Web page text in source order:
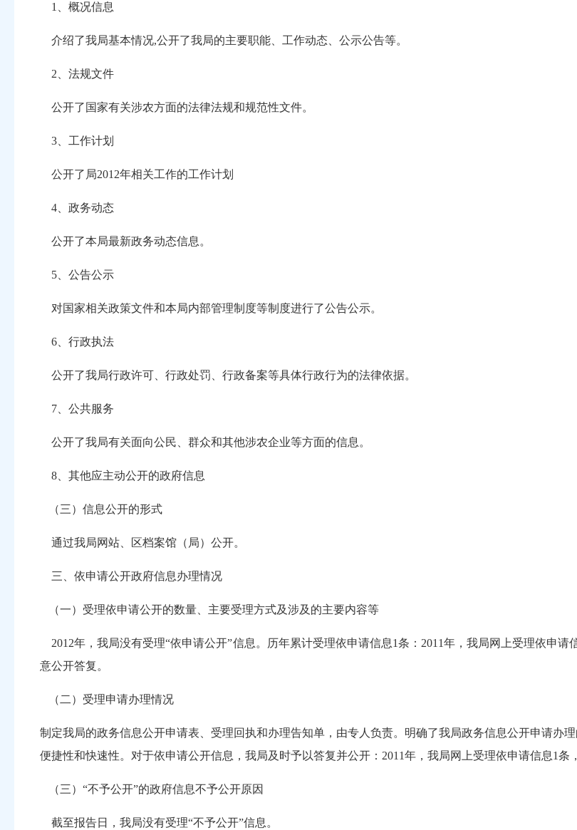
1、概况信息
介绍了我局基本情况,公开了我局的主要职能、工作动态、公示公告等。
2、法规文件
公开了国家有关涉农方面的法律法规和规范性文件。
3、工作计划
公开了局2012年相关工作的工作计划
4、政务动态
公开了本局最新政务动态信息。
5、公告公示
对国家相关政策文件和本局内部管理制度等制度进行了公告公示。
6、行政执法
公开了我局行政许可、行政处罚、行政备案等具体行政行为的法律依据。
7、公共服务
公开了我局有关面向公民、群众和其他涉农企业等方面的信息。
8、其他应主动公开的政府信息
（三）信息公开的形式
通过我局网站、区档案馆（局）公开。
三、依申请公开政府信息办理情况
（一）受理依申请公开的数量、主要受理方式及涉及的主要内容等
2012年，我局没有受理“依申请公开”信息。历年累计受理依申请信息1条：2011年，我局网上受理依申
意公开答复。
（二）受理申请办理情况
制定我局的政务信息公开申请表、受理回执和办理告知单，由专人负责。明确了我局政务信息公开申请办
便捷性和快速性。对于依申请公开信息，我局及时予以答复并公开：2011年，我局网上受理依申请信息1条
（三）“不予公开”的政府信息不予公开原因
截至报告日，我局没有受理“不予公开”信息。